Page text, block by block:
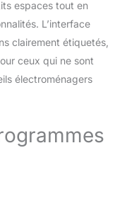
FUZZY
des
cuisson
de
l'heure de
espaces tout en
L’interface
clairement étiquetés,
ceux qui ne sont
électroménagers